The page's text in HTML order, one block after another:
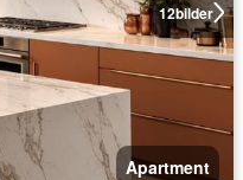
12bilder
Apartment